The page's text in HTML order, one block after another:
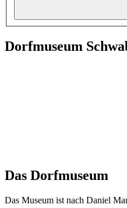
Dorfmuseum
Das Dorfmuseum
Das Museum ist nach Daniel